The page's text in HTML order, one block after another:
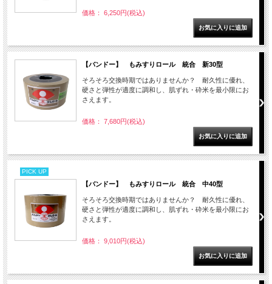
価格： 6,250円(税込)
【バンドー】 もみすりロール 統合 新30型
そろそろ交換時期ではありませんか？ 耐久性に優れ、
硬さと弾性が適度に調和し、肌ずれ・砕米を最小限にお
さえます。
価格： 7,680円(税込)
PICK UP
【バンドー】 もみすりロール 統合 中40型
そろそろ交換時期ではありませんか？ 耐久性に優れ、
硬さと弾性が適度に調和し、肌ずれ・砕米を最小限にお
さえます。
価格： 9,010円(税込)